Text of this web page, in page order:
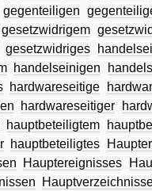
gegenteiligen
gesetzwidrigem
gesetzwidriges
handelseinigen
hardwareseitige
hardwareseitiger
hauptbeteiligtem
hauptbeteiligtes
Hauptereignisses